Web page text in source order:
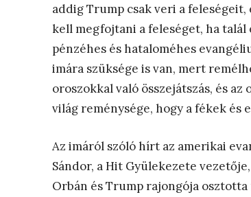
addig Trump csak veri a feleségeit,
kell megfojtani a feleséget, ha talál
pénzéhes és hataloméhes
imára szüksége is van, mert
oroszokkal való összejátszás, és
világ reménysége, hogy a fékek
Az imáról szóló hírt az amerikai
Sándor, a Hit Gyülekezete
Orbán és Trump rajongója osztotta